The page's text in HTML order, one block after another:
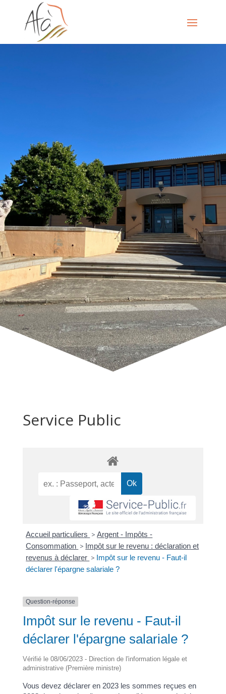
Service Public
Accueil particuliers > Argent - Impôts -
Consommation > Impôt sur le revenu : déclaration et
revenus à déclarer > Impôt sur le revenu - Faut-il
déclarer l'épargne salariale ?
Question-réponse
Impôt sur le revenu - Faut-il
déclarer l'épargne salariale ?
Vérifié le 08/06/2023 - Direction de l'information légale et
administrative (Première ministre)
Vous devez déclarer en 2023 les sommes reçues en